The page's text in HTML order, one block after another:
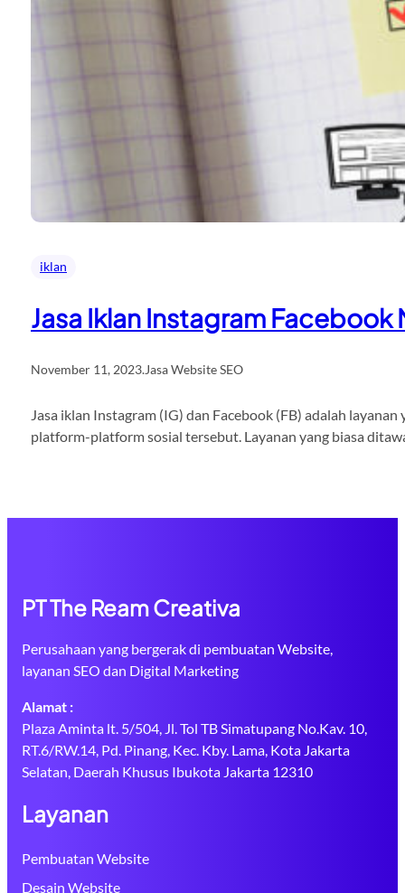
iklan
Jasa Iklan Instagram Facebook
November 11, 2023.Jasa Website SEO
Jasa iklan Instagram (IG) dan Facebook (FB) adalah
platform-platform sosial tersebut. Layanan yang biasa
PT The Ream Creativa
Perusahaan yang bergerak di pembuatan Website,
layanan SEO dan Digital Marketing
Alamat :
Plaza Aminta lt. 5/504, Jl. Tol TB Simatupang No.Kav. 10,
RT.6/RW.14, Pd. Pinang, Kec. Kby. Lama, Kota Jakarta
Selatan, Daerah Khusus Ibukota Jakarta 12310
Layanan
Pembuatan Website
Desain Website